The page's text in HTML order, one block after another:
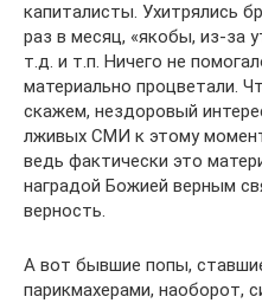
капиталисты. Ухитрялись
раз в месяц, «якобы, из-за
т.д. и т.п. Ничего не
материально процветали.
скажем, нездоровый
лживых СМИ к этому
ведь фактически это
наградой Божией верным
верность.
А вот бывшие попы,
парикмахерами, наоборот,